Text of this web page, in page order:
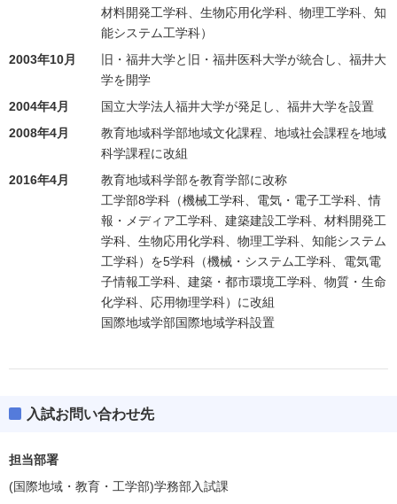
材料開発工学科、生物応用化学科、物理工学科、知
能システム工学科）
2003年10月
旧・福井大学と旧・福井医科大学が統合し、福井大
学を開学
2004年4月
国立大学法人福井大学が発足し、福井大学を設置
2008年4月
教育地域科学部地域文化課程、地域社会課程を地域
科学課程に改組
2016年4月
教育地域科学部を教育学部に改称
工学部8学科（機械工学科、電気・電子工学科、情
報・メディア工学科、建築建設工学科、材料開発工
学科、生物応用化学科、物理工学科、知能システム
工学科）を5学科（機械・システム工学科、電気電
子情報工学科、建築・都市環境工学科、物質・生命
化学科、応用物理学科）に改組
国際地域学部国際地域学科設置
入試お問い合わせ先
担当部署
(国際地域・教育・工学部)学務部入試課